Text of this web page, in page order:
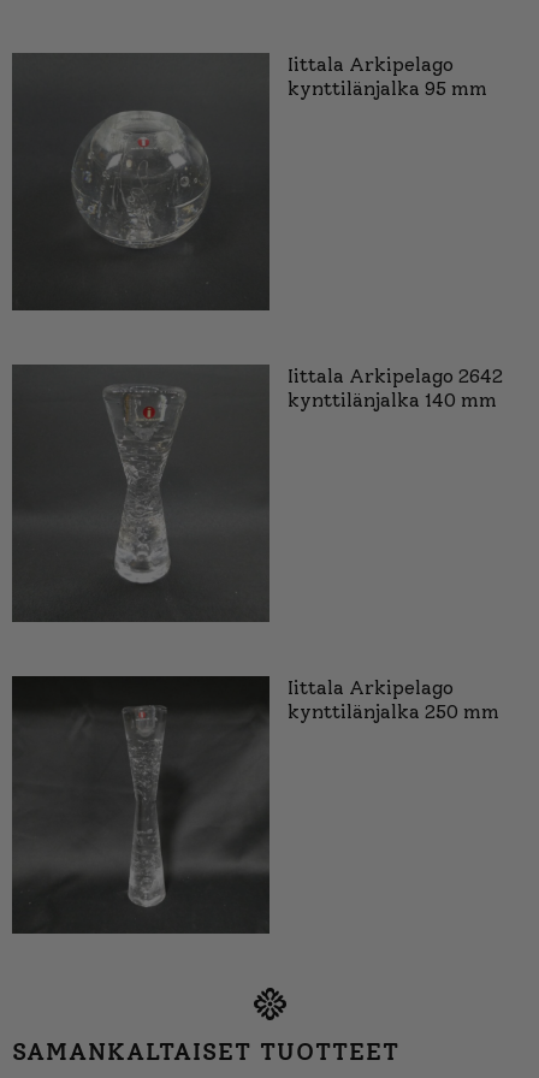
Iittala Arkipelago
kynttilänjalka 95 mm
Iittala Arkipelago 2642
kynttilänjalka 140 mm
Iittala Arkipelago
kynttilänjalka 250 mm
SAMANKALTAISET TUOTTEET